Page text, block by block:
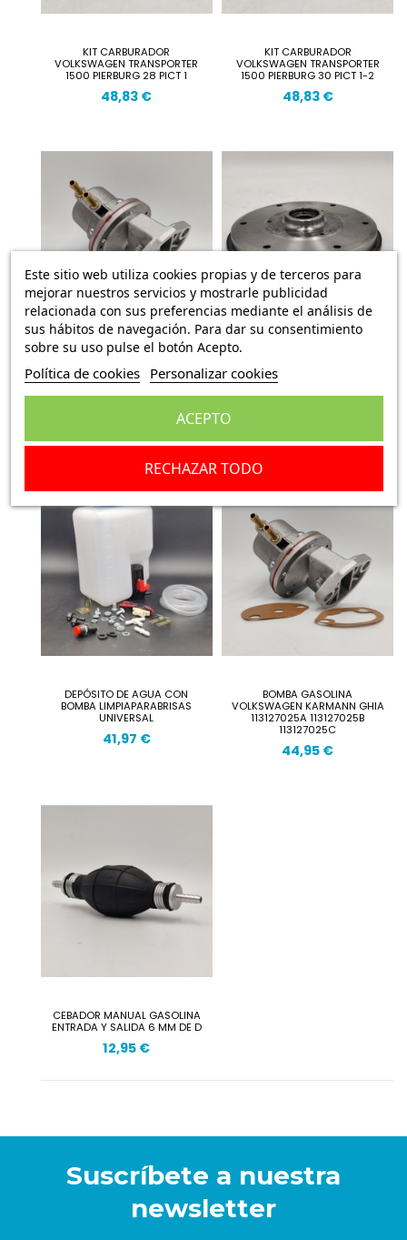
KIT CARBURADOR
VOLKSWAGEN TRANSPORTER
1500 PIERBURG 28 PICT 1
48,83 €
KIT CARBURADOR
VOLKSWAGEN TRANSPORTER
1500 PIERBURG 30 PICT 1-2
48,83 €
VOLKSWAGEN T1 VOLKSWAGEN
T2 113127025A 113127025B
VOLKSWAGEN ESCARABAJO,
VOLKSWAGEN 1500-1600,
VOLKSWAGEN TRANSPORTER
DEPÓSITO DE AGUA CON
BOMBA LIMPIAPARABRISAS
UNIVERSAL
41,97 €
BOMBA GASOLINA
VOLKSWAGEN KARMANN GHIA
113127025A 113127025B
113127025C
44,95 €
CEBADOR MANUAL GASOLINA
ENTRADA Y SALIDA 6 MM DE D
12,95 €
Suscríbete a nuestra
newsletter
Este sitio web utiliza cookies propias y de terceros para
mejorar nuestros servicios y mostrarle publicidad
relacionada con sus preferencias mediante el análisis de
sus hábitos de navegación. Para dar su consentimiento
sobre su uso pulse el botón Acepto.
Política de cookies Personalizar cookies
RECHAZAR TODO
ACEPTO